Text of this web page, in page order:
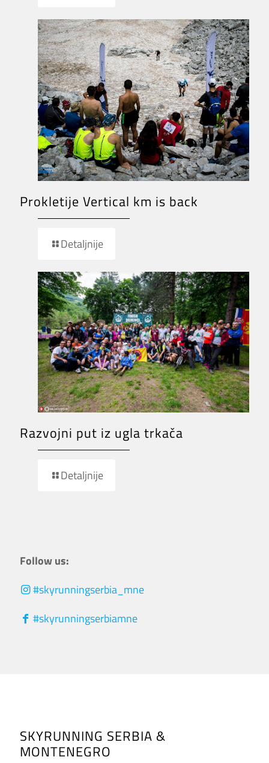
Prokletije Vertical km is back
Detaljnije
Razvojni put iz ugla trkača
Detaljnije
Follow us:
#skyrunningserbia_mne
#skyrunningserbiamne
SKYRUNNING SERBIA &
MONTENEGRO